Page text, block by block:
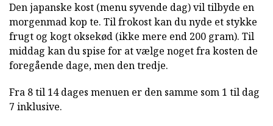
Den japanske kost (menu syvende dag) vil tilbyde en
morgenmad kop te. Til frokost kan du nyde et stykke
frugt og kogt oksekød (ikke mere end 200 gram). Til
middag kan du spise for at vælge noget fra kosten de
foregående dage, men den tredje.
Fra 8 til 14 dages menuen er den samme som 1 til dag
7 inklusive.